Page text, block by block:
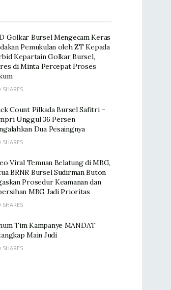
Golkar Bursel Mengecam Keras
Pemukulan oleh ZT Kepada
Kepartain Golkar Bursel,
di Minta Percepat Proses
SHARES
Count Pilkada Bursel Safitri –
Unggul 36 Persen
Dua Pesaingnya
SHARES
Viral Temuan Belatung di MBG,
BRNR Bursel Sudirman Buton
Prosedur Keamanan dan
MBG Jadi Prioritas
SHARES
Tim Kampanye MANDAT
Main Judi
SHARES